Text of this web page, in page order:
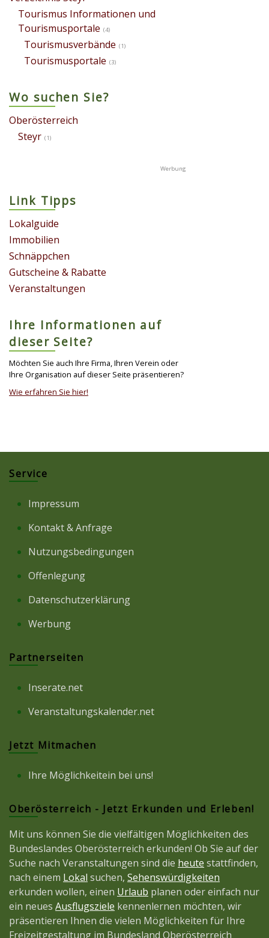
Tourismus Informationen und
Tourismusportale (4)
Tourismusverbände (1)
Tourismusportale (3)
Wo suchen Sie?
Oberösterreich
Steyr (1)
Link Tipps
Lokalguide
Immobilien
Schnäppchen
Gutscheine & Rabatte
Veranstaltungen
Ihre Informationen auf
dieser Seite?
Möchten Sie auch Ihre Firma, Ihren Verein oder
Ihre Organisation auf dieser Seite präsentieren?
Wie erfahren Sie hier!
Service
Impressum
Kontakt & Anfrage
Nutzungsbedingungen
Offenlegung
Datenschutzerklärung
Werbung
Partnerseiten
Inserate.net
Veranstaltungskalender.net
Jetzt Mitmachen
Ihre Möglichkeitein bei uns!
Oberösterreich - Jetzt Erkunden und Erleben!
Mit uns können Sie die vielfältigen Möglichkeiten des
Bundeslandes Oberösterreich erkunden! Ob Sie auf der
Suche nach Veranstaltungen sind die heute stattfinden,
nach einem Lokal suchen, Sehenswürdigkeiten
erkunden wollen, einen Urlaub planen oder einfach nur
ein neues Ausflugsziele kennenlernen möchten, wir
präsentieren Ihnen die vielen Möglichkeiten für Ihre
Freizeitgestaltung im Bundesland Oberösterreich